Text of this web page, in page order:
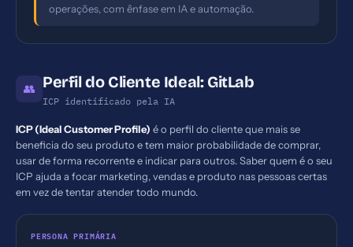
operações, com ênfase em IA e automação.
👥 Perfil do Cliente Ideal: GitLab
ICP identificado pela IA
ICP (Ideal Customer Profile) é o perfil do cliente que mais se
beneficia do seu produto e tem maior probabilidade de comprar,
usar de forma recorrente e indicar para outros. Saber quem é o seu
ICP ajuda a focar marketing, vendas e produto nas pessoas certas
em vez de tentar atender todo mundo.
PERSONA PRIMÁRIA